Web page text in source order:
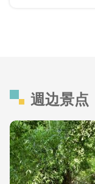
週边景点